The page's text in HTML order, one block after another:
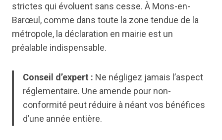
strictes qui évoluent sans cesse. À Mons-en-
Barœul, comme dans toute la zone tendue de la
métropole, la déclaration en mairie est un
préalable indispensable.
Conseil d’expert : Ne négligez jamais l’aspect
réglementaire. Une amende pour non-
conformité peut réduire à néant vos bénéfices
d’une année entière.